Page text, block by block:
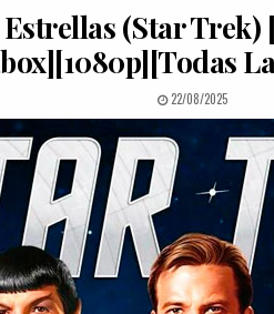
Estrellas (Star
PUBLISHED DATE:
22/08/2025